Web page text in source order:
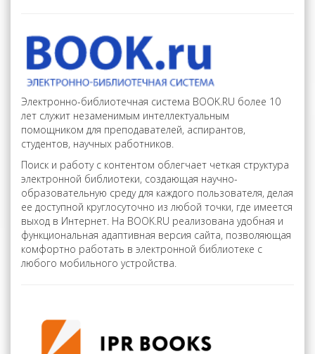
Электронно-библиотечная система BOOK.RU более 10
лет служит незаменимым интеллектуальным
помощником для преподавателей, аспирантов,
студентов, научных работников.
Поиск и работу с контентом облегчает четкая структура
электронной библиотеки, создающая научно-
образовательную среду для каждого пользователя, делая
ее доступной круглосуточно из любой точки, где имеется
выход в Интернет. На BOOK.RU реализована удобная и
функциональная адаптивная версия сайта, позволяющая
комфортно работать в электронной библиотеке с
любого мобильного устройства.